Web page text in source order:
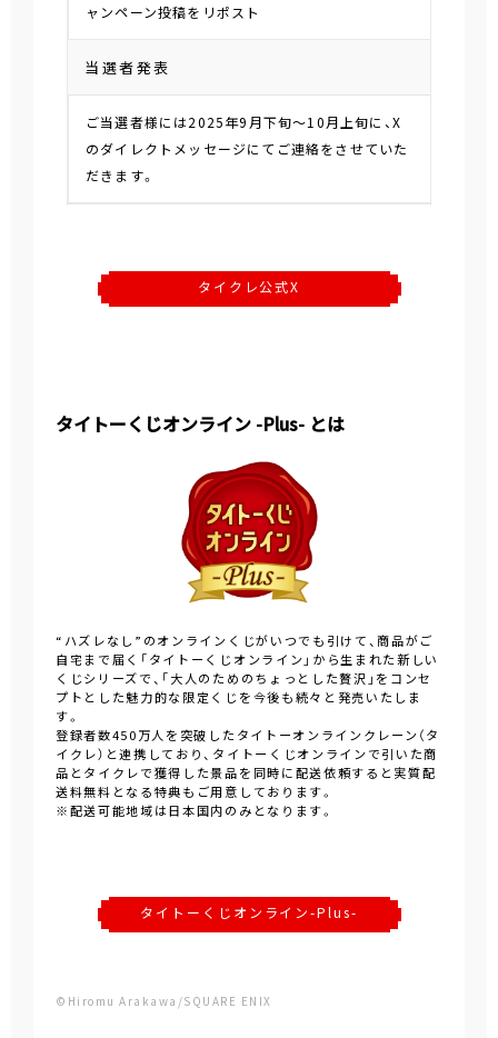
ャンペーン投稿をリポスト
当選者発表
ご当選者様には2025年9月下旬～10月上旬に、X
のダイレクトメッセージにてご連絡をさせていた
だきます。
タイクレ公式X
タイトーくじオンライン -Plus- とは
“ハズレなし”のオンラインくじがいつでも引けて、商品がご
自宅まで届く「タイトーくじオンライン」から生まれた新しい
くじシリーズで、「大人のためのちょっとした贅沢」をコンセ
プトとした魅力的な限定くじを今後も続々と発売いたしま
す。
登録者数450万人を突破したタイトーオンラインクレーン（タ
イクレ）と連携しており、タイトーくじオンラインで引いた商
品とタイクレで獲得した景品を同時に配送依頼すると実質配
送料無料となる特典もご用意しております。
※配送可能地域は日本国内のみとなります。
タイトーくじオンライン-Plus-
©Hiromu Arakawa/SQUARE ENIX